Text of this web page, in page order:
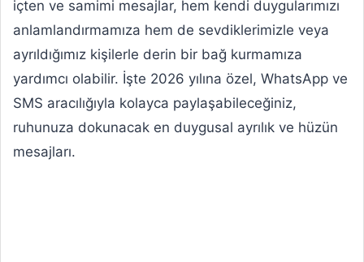
içten ve samimi mesajlar, hem kendi duygularımızı
anlamlandırmamıza hem de sevdiklerimizle veya
ayrıldığımız kişilerle derin bir bağ kurmamıza
yardımcı olabilir. İşte 2026 yılına özel, WhatsApp ve
SMS aracılığıyla kolayca paylaşabileceğiniz,
ruhunuza dokunacak en duygusal ayrılık ve hüzün
mesajları.